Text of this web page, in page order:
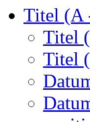
Titel (A
Titel
Titel